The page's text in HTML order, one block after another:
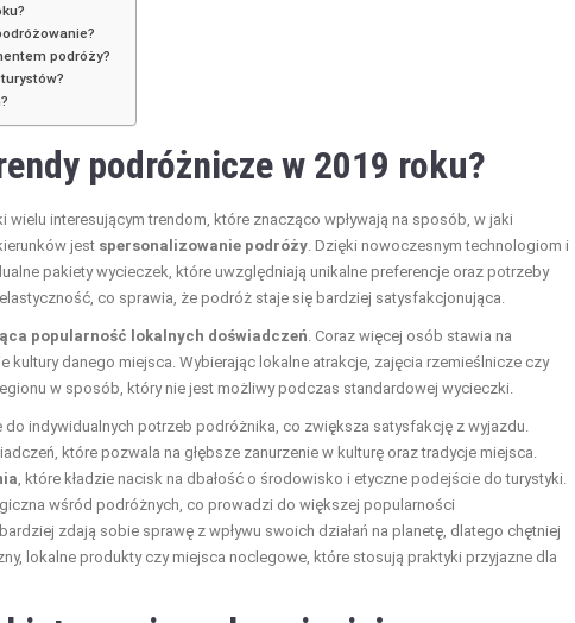
podróży?
podróżnicze w 2019 roku?
interesującym trendom, które znacząco wpływają na sposób, w jaki
jest spersonalizowanie podróży . Dzięki nowoczesnym technologiom i
pakiety wycieczek, które uwzględniają unikalne preferencje oraz potrzeby
co sprawia, że podróż staje się bardziej satysfakcjonująca.
popularność lokalnych doświadczeń . Coraz więcej osób stawia na
danego miejsca. Wybierając lokalne atrakcje, zajęcia rzemieślnicze czy
w sposób, który nie jest możliwy podczas standardowej wycieczki.
indywidualnych potrzeb podróżnika, co zwiększa satysfakcję z wyjazdu.
które pozwala na głębsze zanurzenie w kulturę oraz tradycje miejsca.
, które kładzie nacisk na dbałość o środowisko i etyczne podejście do turystyki.
wśród podróżnych, co prowadzi do większej popularności
zdają sobie sprawę z wpływu swoich działań na planetę, dlatego chętniej
lokalne produkty czy miejsca noclegowe, które stosują praktyki przyjazne dla